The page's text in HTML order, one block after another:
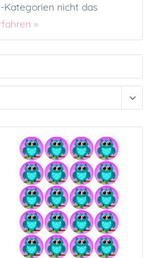
Kategorien nicht das
»